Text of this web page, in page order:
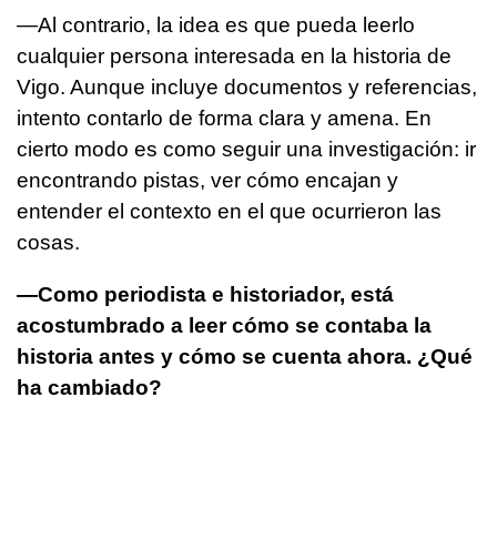
—Al contrario, la idea es que pueda leerlo
cualquier persona interesada en la historia de
Vigo. Aunque incluye documentos y referencias,
intento contarlo de forma clara y amena. En
cierto modo es como seguir una investigación: ir
encontrando pistas, ver cómo encajan y
entender el contexto en el que ocurrieron las
cosas.
—Como periodista e historiador, está
acostumbrado a leer cómo se contaba la
historia antes y cómo se cuenta ahora. ¿Qué
ha cambiado?